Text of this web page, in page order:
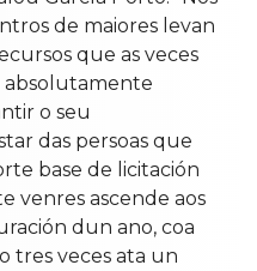
de maiores levan
que as veces
absolutamente
o seu
das persoas que
base de licitación
venres ascende aos
dun ano, coa
tres veces ata un